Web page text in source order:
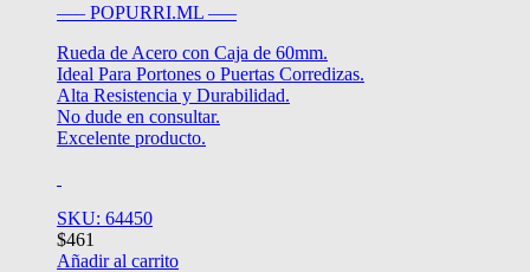
—– POPURRI.ML —–
Rueda de Acero con Caja de 60mm.
Ideal Para Portones o Puertas Corredizas.
Alta Resistencia y Durabilidad.
No dude en consultar.
Excelente producto.
SKU: 64450
$461
Añadir al carrito